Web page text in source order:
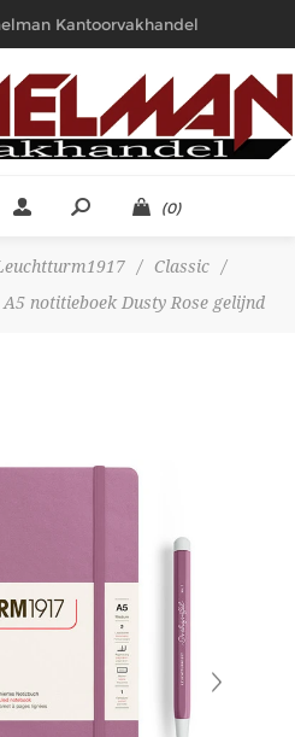
Kantoorvakhandel
(0)
/ Classic
/
notitieboek Dusty Rose gelijnd